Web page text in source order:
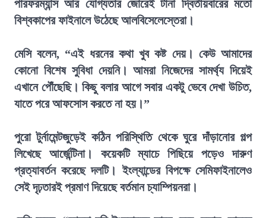
পারফরম্যান্স আর যোগ্যতার জোরেই টানা দ্বিতীয়বারের মতো
বিশ্বকাপের ফাইনালে উঠেছে আলবিসেলেস্তেরা।
মেসি বলেন, “এই ধরনের কথা খুব কষ্ট দেয়। কেউ আমাদের
কোনো বিশেষ সুবিধা দেয়নি। আমরা নিজেদের সামর্থ্য দিয়েই
এখানে পৌঁছেছি। কিছু বলার আগে সবার একটু ভেবে দেখা উচিত,
যাতে পরে আফসোস করতে না হয়।”
পুরো টুর্নামেন্টজুড়েই কঠিন পরিস্থিতি থেকে ঘুরে দাঁড়ানোর গল্প
লিখেছে আর্জেন্টিনা। কয়েকটি ম্যাচে পিছিয়ে পড়েও দারুণ
প্রত্যাবর্তন করেছে দলটি। ইংল্যান্ডের বিপক্ষে সেমিফাইনালেও
সেই দৃঢ়তারই প্রমাণ দিয়েছে বর্তমান চ্যাম্পিয়নরা।